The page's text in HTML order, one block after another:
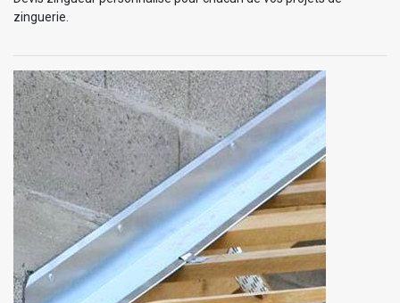
zinguerie.